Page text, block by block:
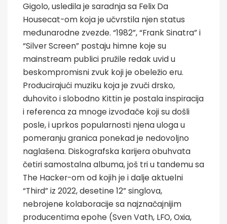
Gigolo, usledila je saradnja sa Felix Da
Housecat-om koja je učvrstila njen status
međunarodne zvezde. “1982”, “Frank Sinatra” i
“Silver Screen” postaju himne koje su
mainstream publici pružile redak uvid u
beskompromisni zvuk koji je obeležio eru.
Producirajući muziku koja je zvuči drsko,
duhovito i slobodno Kittin je postala inspiracija
i referenca za mnoge izvođače koji su došli
posle, i uprkos popularnosti njena uloga u
pomeranju granica ponekad je nedovoljno
naglašena. Diskografska karijera obuhvata
četiri samostalna albuma, još tri u tandemu sa
The Hacker-om od kojih je i dalje aktuelni
“Third” iz 2022, desetine 12” singlova,
nebrojene kolaboracije sa najznačajnijim
producentima epohe (Sven Vath, LFO, Oxia,